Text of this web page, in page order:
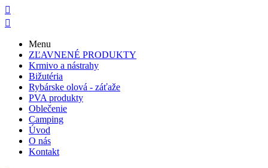


Menu
ZĽAVNENÉ PRODUKTY
Krmivo a nástrahy
Bižutéria
Rybárske olová - záťaže
PVA produkty
Oblečenie
Camping
Úvod
O nás
Kontakt